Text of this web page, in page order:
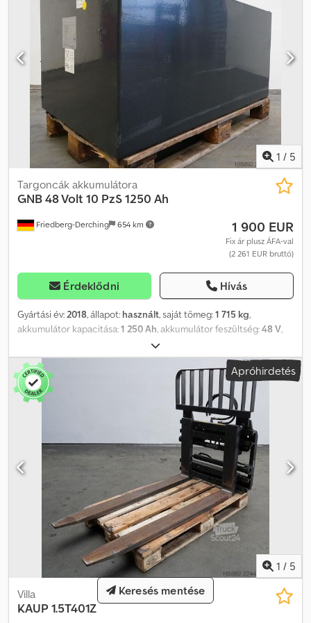
1 / 5
Friedberg-Derching 654 km
Targoncák akkumulátora
GNB48 Volt 10 PzS 1250 Ah
1 900 EUR
Fix ár plusz ÁFA-val
(2 261 EUR bruttó)
Érdeklődni Hívás
Gyártási év: 2018, állapot: használt, saját tömeg:1 715 kg,
akkumulátor kapacitása:1 250 Ah , akkumulátor feszültség:48 V
Akkumulátor típusa: 48 Volt 10 PzS 1250 Ah, Aquamatic az
akkumulátoron, speciális acéltálca, akkumulátor méretei: 1216 x
798 x 627 mm, járműcsatlakozó: REMA 320A, használt GNB 48 V
hajtóakkumulátor speciális acéltálcában 1216 x 798 x 627 mm,
feltöltve és töltött állapotban, kábel és REMA 320A csatlakozóval
együtt, tálca színe RAL 7021. Dodpfxszp Sf Ue Al Nokr
Apróhirdetés
1 / 5
Villa
KAUP 1.5T401Z
Keresés mentése